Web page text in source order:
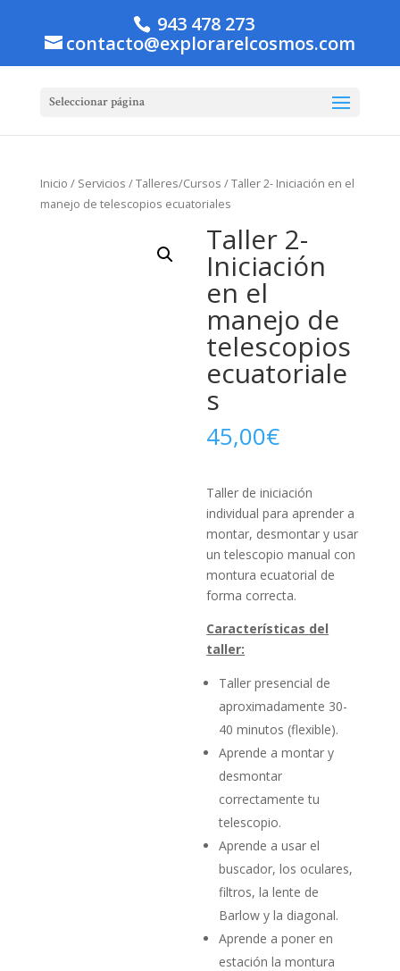
943 478 273
contacto@explorarelcosmos.com
Seleccionar página
Inicio / Servicios /Talleres/Cursos / Taller 2- Iniciación en el
manejo de telescopios ecuatoriales
Taller 2-
Iniciación
en el
manejo de
telescopios
ecuatoriale
s
45,00€
Taller de iniciación
individual para aprender a
montar, desmontar y usar
un telescopio manual con
montura ecuatorial de
forma correcta.
Características del
taller:
Taller presencial de
aproximadamente 30-
40 minutos (flexible).
Aprende a montar y
desmontar
correctamente tu
telescopio.
Aprende a usar el
buscador, los oculares,
filtros, la lente de
Barlow y la diagonal.
Aprende a poner en
estación la montura